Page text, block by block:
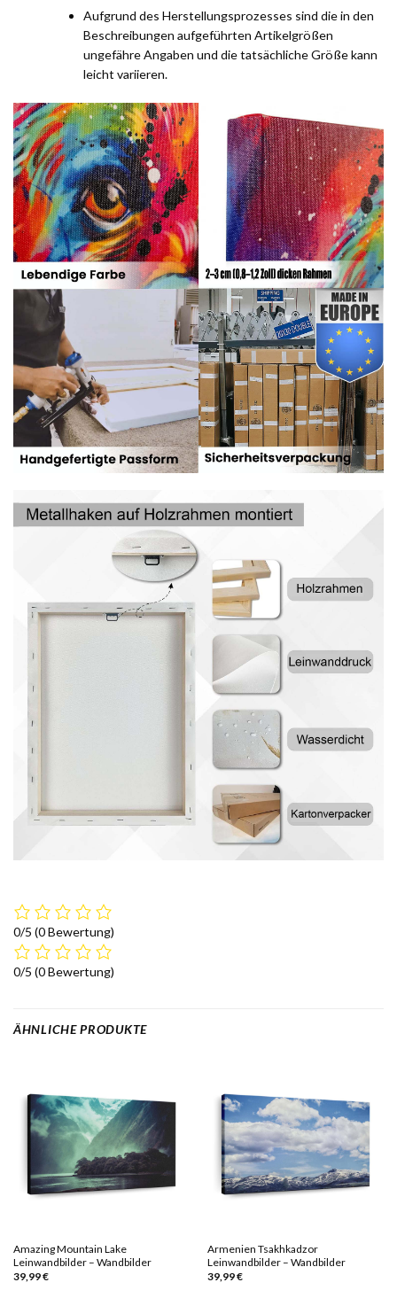
Aufgrund des Herstellungsprozesses sind die in den
Beschreibungen aufgeführten Artikelgrößen
ungefähre Angaben und die tatsächliche Größe kann
leicht variieren.
0/5 (0 Bewertung)
0/5 (0 Bewertung)
ÄHNLICHE PRODUKTE
Amazing Mountain Lake
Leinwandbilder – Wandbilder
39,99€
Armenien Tsakhkadzor
Leinwandbilder – Wandbilder
39,99€